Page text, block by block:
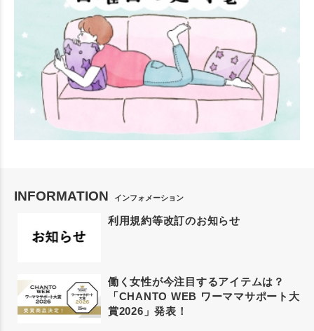
INFORMATION インフォメーション
利用規約等改訂のお知らせ
働く女性が今注目するアイテムは？
「CHANTO WEB ワーママサポート大
賞2026」発表！